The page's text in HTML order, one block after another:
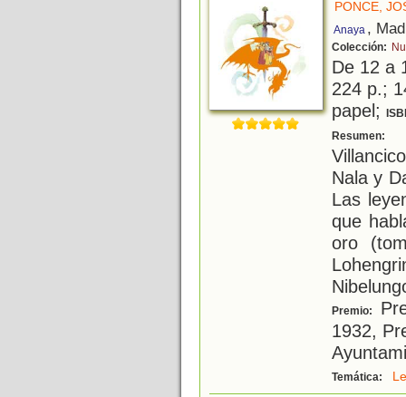
PONCE,
Anaya ,
Colección:
De 12 a
224 p.;
papel;
Resumen:
Nala y
Las
que
oro
Premio:
1932,
Temática: